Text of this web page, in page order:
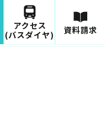
アクセス
(バスダイヤ) 資料請求